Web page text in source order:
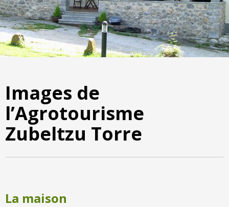
Images de
l’Agrotourisme
Zubeltzu Torre
La maison